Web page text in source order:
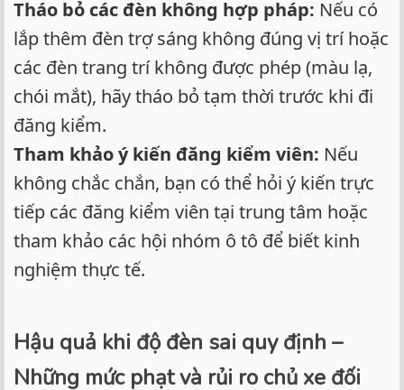
Tháo bỏ các đèn không hợp pháp: Nếu có
lắp thêm đèn trợ sáng không đúng vị trí hoặc
các đèn trang trí không được phép (màu lạ,
chói mắt), hãy tháo bỏ tạm thời trước khi đi
đăng kiểm.
Tham khảo ý kiến đăng kiểm viên: Nếu
không chắc chắn, bạn có thể hỏi ý kiến trực
tiếp các đăng kiểm viên tại trung tâm hoặc
tham khảo các hội nhóm ô tô để biết kinh
nghiệm thực tế.
Hậu quả khi độ đèn sai quy định –
Những mức phạt và rủi ro chủ xe đối